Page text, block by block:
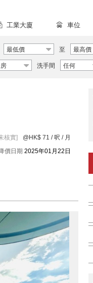
工業大廈 車位
最低價 至 最高價
洗手間 任何
核實] @HK$ 71 / 呎 / 月
價日期 2025年01月22日